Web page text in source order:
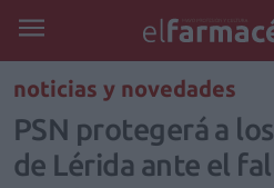
noticias y novedades
PSN protegerá a
de Lérida ante el